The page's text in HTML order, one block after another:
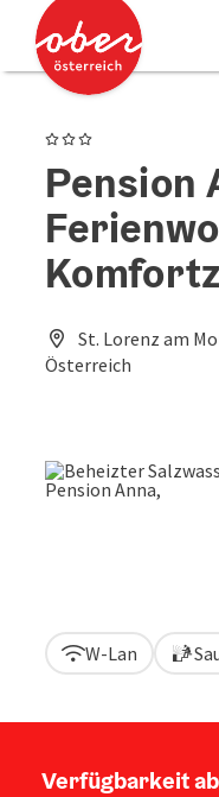
Zum Inhalt
Zum Seitenanfang
3 Sterne
Pension
St. Lorenz am
Österreich
W-Lan
Verfügbarkeit